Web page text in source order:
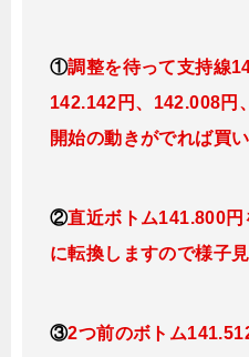
①調整を待って支持線
142.142円、142.008円
開始の動きがでれば買い
②直近ボトム141.800
に転換し ますので様子見
③2つ前のボトム